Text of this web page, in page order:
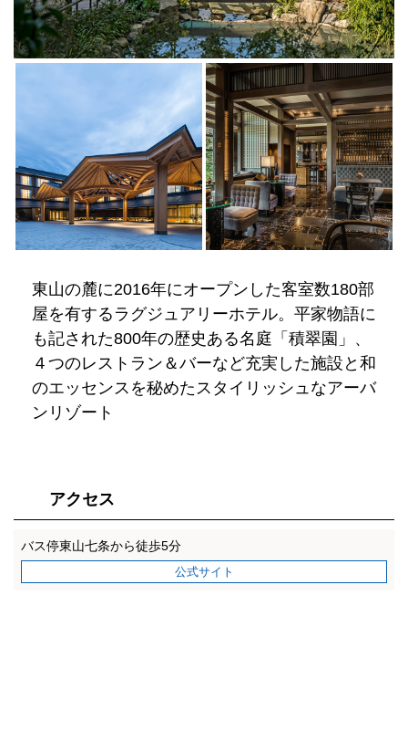
東山の麓に2016年にオープンした客室数180部
屋を有するラグジュアリーホテル。平家物語に
も記された800年の歴史ある名庭「積翠園」、
４つのレストラン＆バーなど充実した施設と和
のエッセンスを秘めたスタイリッシュなアーバ
ンリゾート
アクセス
バス停東山七条から徒歩5分
公式サイト